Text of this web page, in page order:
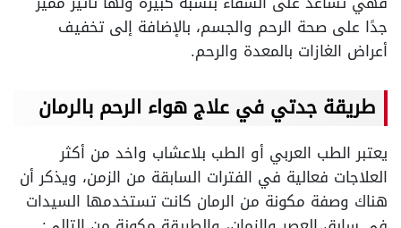
جدًا على صحة الرحم والجسم، بالإضافة إلى تخفيف
أعراض الغازات بالمعدة والرحم.
طريقة جدتي في علاج هواء الرحم بالرمان
يعتبر الطب العربي أو الطب بلاعشاب واخد من أكثر
العلاجات فعالية في الفترات السابقة من الزمن، ويذكر أن
هناك وصفة مكونة من الرمان كانت تستخدمها السيدات